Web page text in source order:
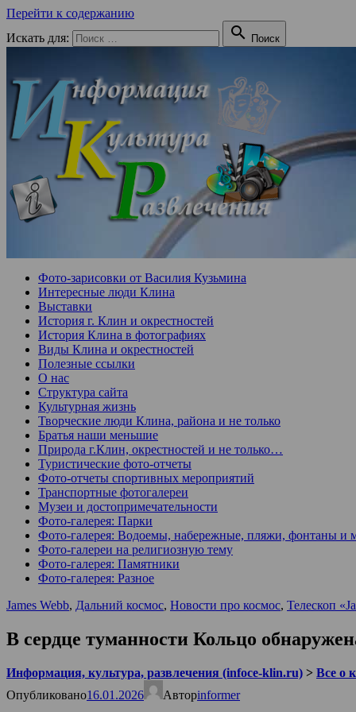
Перейти к содержанию
Искать для:
 Поиск
Фото-зарисовки от Василия Кузьмина
Интересные люди Клина
Выставки
История г. Клин и окрестностей
История Клина в фотографиях
Виды Клина и окрестностей
Полезные ссылки
О нас
Структура сайта
Культурная жизнь
Творческие люди Клина, района и не только
Братья наши меньшие
Природа г.Клин, окрестностей и не только…
Туристические фото-отчеты
Фото-отчеты спортивных мероприятий
Транспортные фотогалереи
Музеи и достопримечательности
Фото-галерея: Парки
Фото-галерея: Водоемы, набережные, пляжи, фонтаны и
Фото-галереи на религиозную тему
Фото-галерея: Памятники
Фото-галерея: Разное
James Webb, Дальний космос, Новости про космос, Телескоп
В сердце туманности Кольцо
Информация, культура, развлечения (infoce-klin.ru) > Все о
Опубликовано16.01.2026 Авторinformer